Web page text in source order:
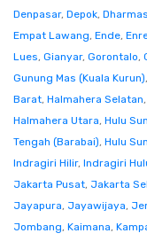
Denpasar, Depok,
Empat Lawang, Ende,
Lues, Gianyar, Gorontalo,
Gunung Mas (Kuala Kurun),
Barat, Halmahera Selatan,
Halmahera Utara, Hulu
Tengah (Barabai), Hulu
Indragiri Hilir, Indragiri
Jakarta Pusat, Jakarta
Jayapura, Jayawijaya,
Jombang, Kaimana,